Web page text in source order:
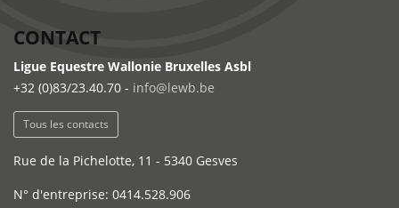
CONTACT
Ligue Equestre Wallonie Bruxelles Asbl
+32 (0)83/23.40.70 - info@lewb.be
Tous les contacts
Rue de la Pichelotte, 11 - 5340 Gesves
N° d'entreprise: 0414.528.906